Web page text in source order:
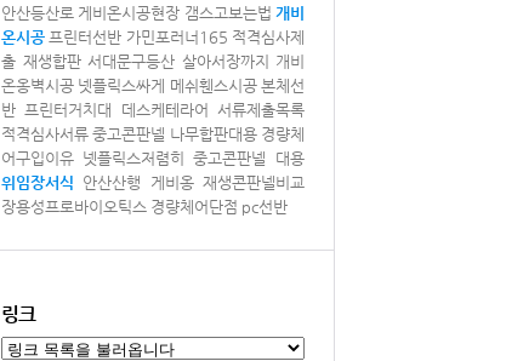
안산등산로 게비온시공현장 갬스고보는법 개비
온시공 프린터선반 가민포러너165 적격심사제
출 재생합판 서대문구등산 살아서장까지
개비
온옹벽시공 넷플릭스싸게 메쉬휀스시공 본체선
반 프린터거치대 데스케테라어
서류제출목록
적격심사서류 중고콘판넬 나무합판대용 경량체
어구입이유 넷플릭스저렴히
중고콘판넬 대용
위임장서식 안산산행 게비옹 재생콘판넬비교
장용성프로바이오틱스 경량체어단점 pc선반
링크